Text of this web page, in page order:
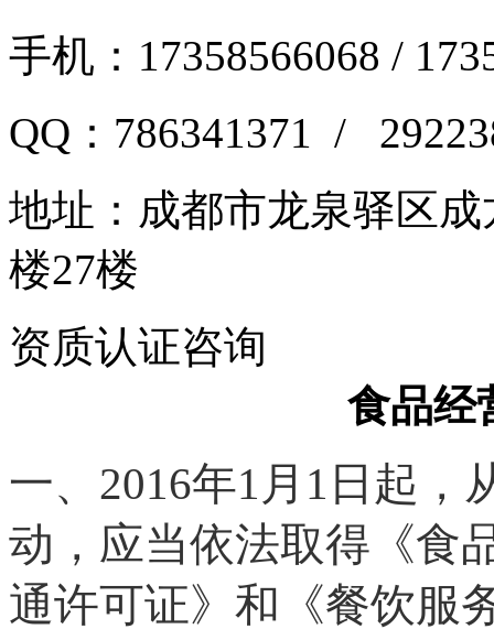
手机：17358566068 /
QQ：786341371 /
地址： 成都市龙泉驿区
楼27楼
资质认证咨询
食品经
一、 2016年1 月 1 日起 ，
动，应当依法取得《食
通许可证》和《餐饮服